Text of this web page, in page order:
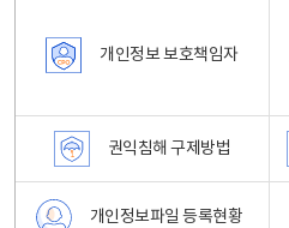
개인정보 보호책임자
권익침해 구제방법
개인정보파일 등록현황